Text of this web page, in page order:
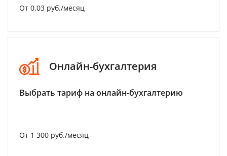
От 0.03 руб./месяц
Онлайн-бухгалтерия
Выбрать тариф на онлайн-бухгалтерию
От 1 300 руб./месяц